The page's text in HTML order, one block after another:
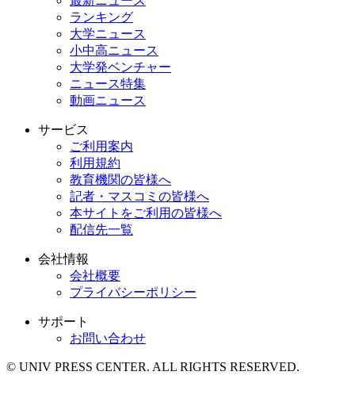
ランキング
大学ニュース
小中高ニュース
大学発ベンチャー
ニュース特集
動画ニュース
サービス
ご利用案内
利用規約
教育機関の皆様へ
記者・マスコミの皆様へ
本サイトをご利用の皆様へ
配信先一覧
会社情報
会社概要
プライバシーポリシー
サポート
お問い合わせ
© UNIV PRESS CENTER. ALL RIGHTS RESERVED.